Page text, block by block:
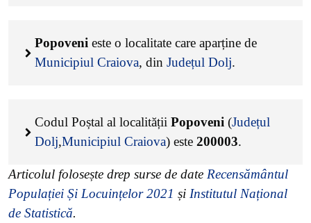
Popoveni este o localitate care aparține de
Municipiul Craiova, din Județul Dolj.
Codul Poștal al localității Popoveni (Județul
Dolj,Municipiul Craiova) este 200003.
Articolul folosește drep surse de date Recensământul
Populației Și Locuințelor 2021 și Institutul Național
de Statistică.